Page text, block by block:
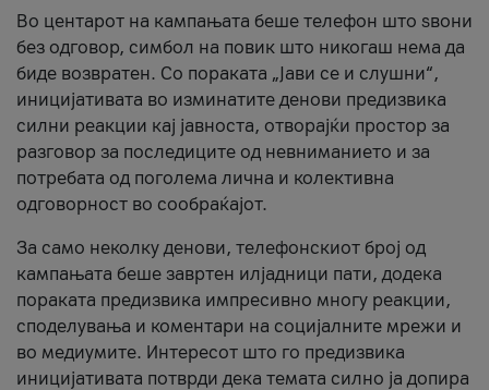
Во центарот на кампањата беше телефон што ѕвони
без одговор, симбол на повик што никогаш нема да
биде возвратен. Со пораката „Јави се и слушни“,
иницијативата во изминатите денови предизвика
силни реакции кај јавноста, отворајќи простор за
разговор за последиците од невниманието и за
потребата од поголема лична и колективна
одговорност во сообраќајот.
За само неколку денови, телефонскиот број од
кампањата беше завртен илјадници пати, додека
пораката предизвика импресивно многу реакции,
споделувања и коментари на социјалните мрежи и
во медиумите. Интересот што го предизвика
иницијативата потврди дека темата силно ја допира